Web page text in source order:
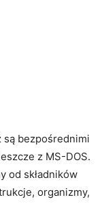
są bezpośrednimi
z MS-DOS.
od składników
organizmy,